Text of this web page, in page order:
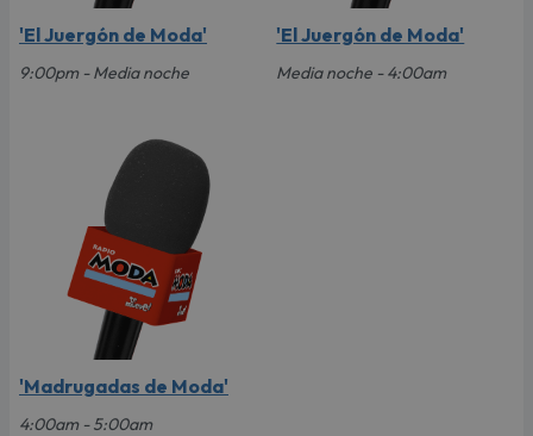
'El Juergón de Moda'
9:00pm - Media noche
'El Juergón de Moda'
Media noche - 4:00am
'Madrugadas de Moda'
4:00am - 5:00am